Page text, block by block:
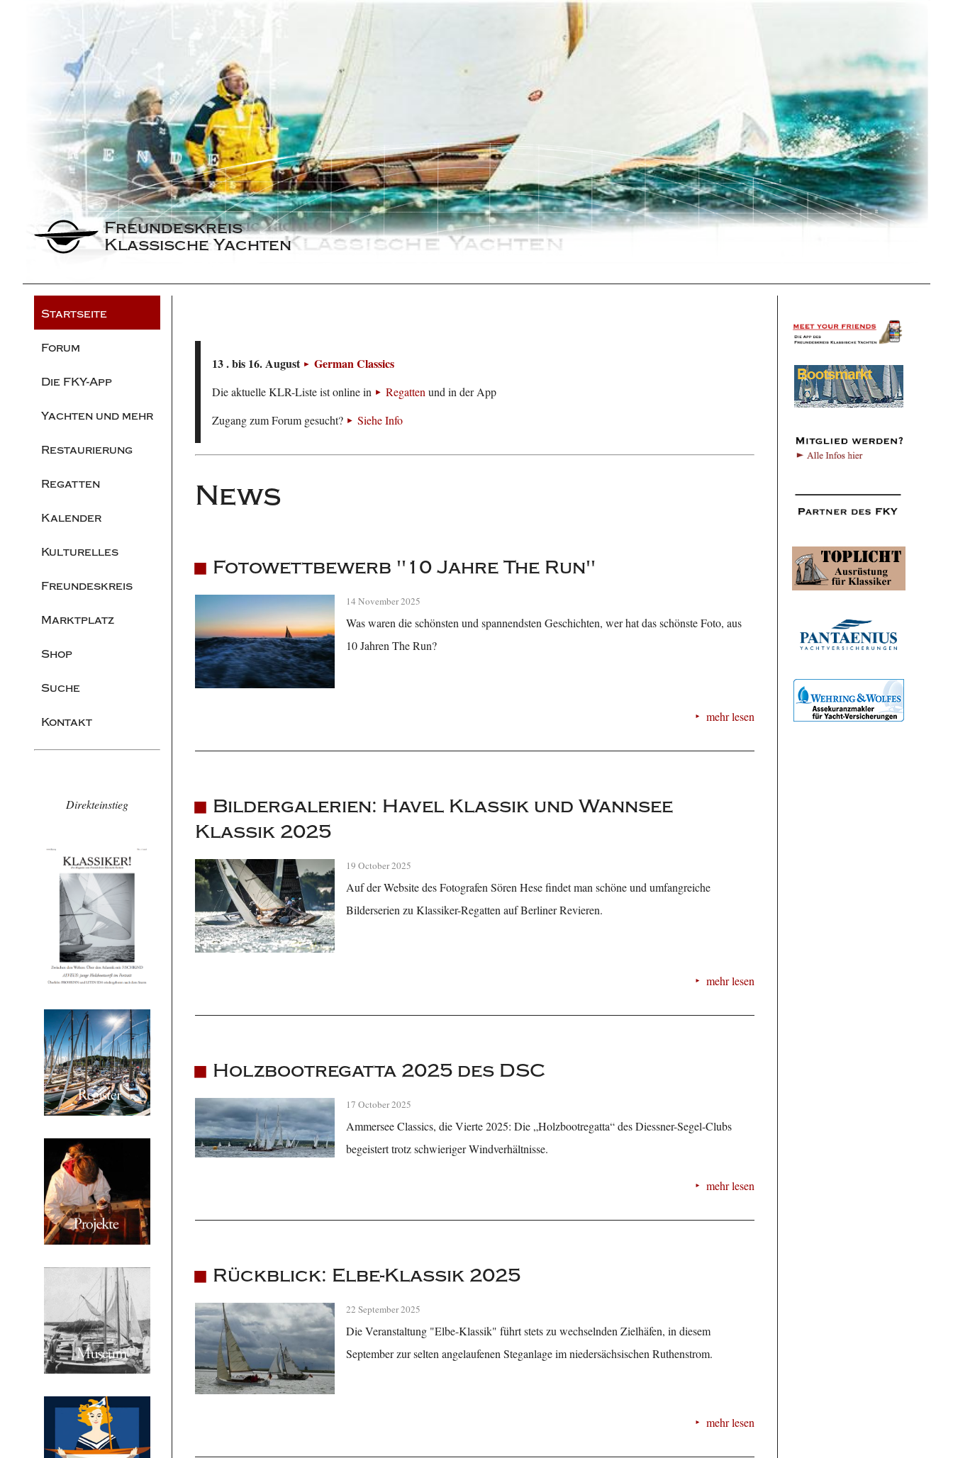
Freundeskreis
Klassische Yachten
Startseite
Forum
Die FKY-App
Yachten und mehr
Restaurierung
Regatten
Kalender
Kulturelles
Freundeskreis
Marktplatz
Shop
Suche
Kontakt
Direkteinstieg
13 . bis 16. August German Classics
Die aktuelle KLR-Liste ist online in Regattenund in der App
Zugang zum Forum gesucht?
Siehe Info
News
Fotowettbewerb "10 Jahre The Run"
14 November 2025
Was waren die schönsten und spannendsten Geschichten, wer hat das schönste Foto, aus
10 Jahren The Run?
mehr lesen
Bildergalerien: Havel Klassik und Wannsee
Klassik 2025
19 October 2025
Auf der Website des Fotografen Sören Hese findet man schöne und umfangreiche
Bilderserien zu Klassiker-Regatten auf Berliner Revieren.
mehr lesen
Holzbootregatta 2025 des DSC
17 October 2025
Ammersee Classics, die Vierte 2025: Die „Holzbootregatta“ des Diessner-Segel-Clubs
begeistert trotz schwieriger Windverhältnisse.
mehr lesen
Rückblick: Elbe-Klassik 2025
22 September 2025
Die Veranstaltung "Elbe-Klassik" führt stets zu wechselnden Zielhäfen, in diesem
September zur selten angelaufenen Steganlage im niedersächsischen Ruthenstrom.
mehr lesen